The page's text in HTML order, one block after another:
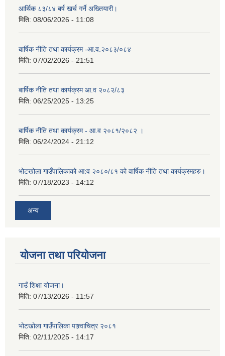
आर्थिक ८३/८४ बर्ष खर्च गर्ने अख्तियारी।
मिति: 08/06/2026 - 11:08
बार्षिक नीति तथा कार्यक्रम -आ.व.२०८३/०८४
मिति: 07/02/2026 - 21:51
बार्षिक नीति तथा कार्यक्रम आ.व २०८२/८३
मिति: 06/25/2025 - 13:25
बार्षिक नीति तथा कार्यक्रम - आ.व २०८१/२०८२ ।
मिति: 06/24/2024 - 21:12
भोटखोला गाउँपालिकाको आ:व २०८०/८१ को वार्षिक नीति तथा कार्यक्रमहरु।
मिति: 07/18/2023 - 14:12
अन्य
योजना तथा परियोजना
गाउँ शिक्षा योजना।
मिति: 07/13/2026 - 11:57
भोटखोला गाउँपालिका पाश्र्वाचित्र २०८१
मिति: 02/11/2025 - 14:17